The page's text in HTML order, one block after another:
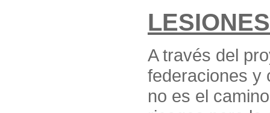
A través del
federaciones y
no es el